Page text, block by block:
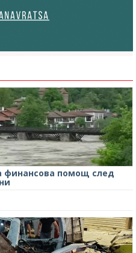
финансова помощ след